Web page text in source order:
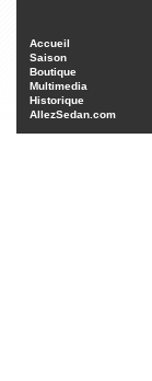
Accueil
Saison
Boutique
Multimedia
Historique
AllezSedan.com